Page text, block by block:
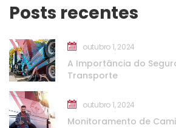
Posts recente
outubro 1, 2024
A Importância do
Transporte
outubro 1, 2024
Monitoramento de